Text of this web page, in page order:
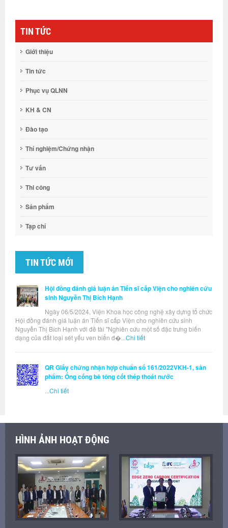
TIN TỨC
Giới thiệu
Tin tức
Phục vụ QLNN
KH & CN
Đào tạo
Thí nghiệm/Chứng nhận
Tư vấn
Thi công
Sản phẩm
Tạp chí
TIN TỨC MỚI
Hội đồng đánh giá luận án Tiến sĩ cấp Viện cho nghiên cứu
sinh Nguyễn Thị Bích Hạnh
Ngày 06/5/2024, Viện Khoa học công nghệ xây dựng tổ chức
Hội đồng đánh giá luận án Tiến sĩ cấp Viện cho nghiên cứu sinh
Nguyễn Thị Bích Hạnh với đề tài "Nghiên cứu một số đặc trưng biến
dạng của đất loại sét yếu ven biển đ�... Chi tiết
QR Giấy chứng nhận hợp chuẩn số 161/2022VKH-1, sản
phẩm: Ống cống bê tông cốt thép thoát nước
Chi tiết
HÌNH ẢNH HOẠT ĐỘNG